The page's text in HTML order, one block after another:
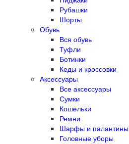
Рубашки
Шорты
Обувь
Вся обувь
Туфли
Ботинки
Кеды и кроссовки
Аксессуары
Все аксессуары
Сумки
Кошельки
Ремни
Шарфы и палантины
Головные уборы